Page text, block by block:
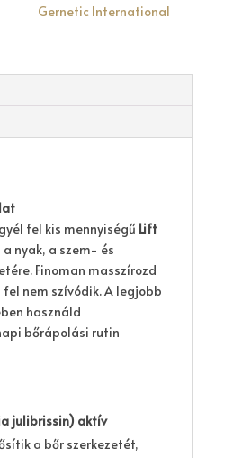
Gernetic International
fel kis mennyiségű Lift
nyak, a szem- és
Finoman masszírozd
nem szívódik. A legjobb
használd
bőrápolási rutin
julibrissin) aktív
a bőr szerkezetét,